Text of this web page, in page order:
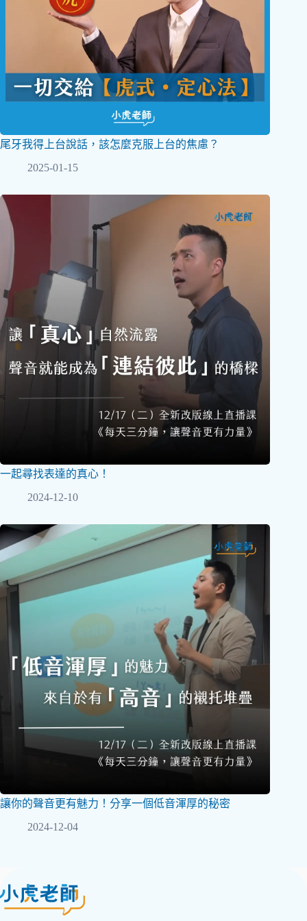
尾牙我得上台說話，該怎麼克服上台的焦慮？
2025-01-15
一起尋找表達的真心！
2024-12-10
讓你的聲音更有魅力！分享一個低音渾厚的秘密
2024-12-04